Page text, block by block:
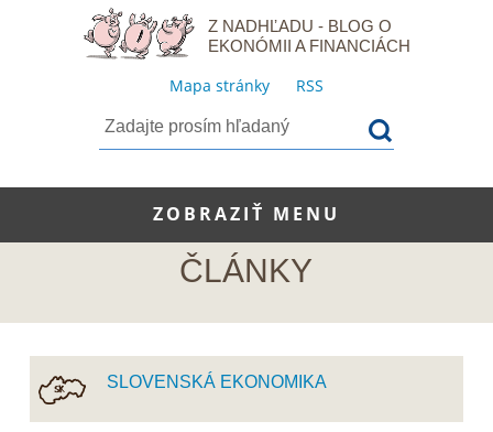
Z NADHĽADU - BLOG O
EKONÓMII A FINANCIÁCH
Mapa stránky RSS
ZOBRAZIŤ MENU
ČLÁNKY
SLOVENSKÁ EKONOMIKA